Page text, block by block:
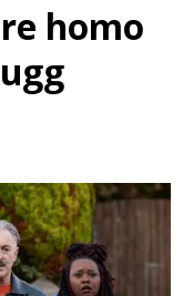
homo